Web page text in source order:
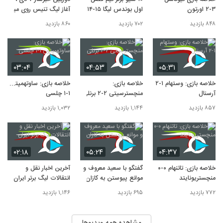
۳-۲ اورتون
۸۴۸ بازدید
اول بوندس لیگا ۱۵-۲۰۱۴
۷۰۲ بازدید
آغاز لیگ تنیس روی میز
۸۶۰ بازدید
۰۵:۳۱
خلاصه بازی: وستهام ۱-۲
آرسنال
۸۵۷ بازدید
۰۴:۵۳
خلاصه بازی:
منچسترسیتی ۲-۲ برنلی
۱,۱۴۴ بازدید
۰۳:۰۴
خلاصه بازی: ساوتهمپتون
۱-۱ چلسی
۱,۰۳۲ بازدید
۰۴:۳۷
خلاصه بازی: تاتنهام ۰-۰
منچستریونایتد
۷۷۲ بازدید
۰۵:۲۴
گفتگو با سعید معروف و
موانع پیوستن به کازان
۶۹۵ بازدید
۰۲:۱۸
آخرین اخبار نقل و
انتقالات لیگ برتر ایران
۱,۱۴۶ بازدید